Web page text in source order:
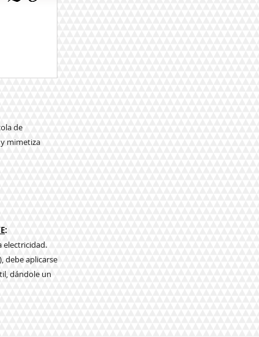
de
mimetiza
:
electricidad.
debe aplicarse
dándole un